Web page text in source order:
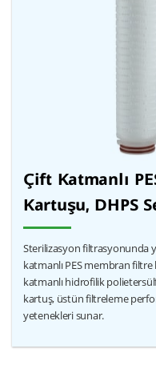
Çift Katmanlı
Kartuşu, DHPS
Sterilizasyon filtrasyonunda
katmanlı PES membran
katmanlı hidrofilik
kartuş, üstün filtreleme
yetenekleri sunar.